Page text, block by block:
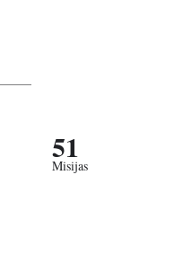
51
Misijas